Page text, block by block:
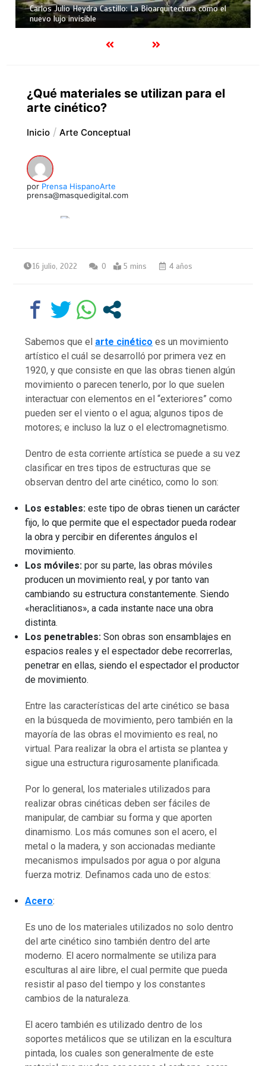
Carlos Julio Heydra Castillo: La Bioarquitectura como el
nuevo lujo invisible
¿Qué materiales se utilizan para el
arte cinético?
Inicio Arte Conceptual
por Prensa HispanoArte
prensa@masquedigital.com
16 julio, 2022 0 5 mins 4 años
Sabemos que el arte cinético es un movimiento
artístico el cuál se desarrolló por primera vez en
1920, y que consiste en que las obras tienen algún
movimiento o parecen tenerlo, por lo que suelen
interactuar con elementos en el “exteriores” como
pueden ser el viento o el agua; algunos tipos de
motores; e incluso la luz o el electromagnetismo.
Dentro de esta corriente artística se puede a su vez
clasificar en tres tipos de estructuras que se
observan dentro del arte cinético, como lo son:
Los estables: este tipo de obras tienen un carácter
fijo, lo que permite que el espectador pueda rodear
la obra y percibir en diferentes ángulos el
movimiento.
Los móviles: por su parte, las obras móviles
producen un movimiento real, y por tanto van
cambiando su estructura constantemente. Siendo
«heraclitianos», a cada instante nace una obra
distinta.
Los penetrables: Son obras son ensamblajes en
espacios reales y el espectador debe recorrerlas,
penetrar en ellas, siendo el espectador el productor
de movimiento.
Entre las características del arte cinético se basa
en la búsqueda de movimiento, pero también en la
mayoría de las obras el movimiento es real, no
virtual. Para realizar la obra el artista se plantea y
sigue una estructura rigurosamente planificada.
Por lo general, los materiales utilizados para
realizar obras cinéticas deben ser fáciles de
manipular, de cambiar su forma y que aporten
dinamismo. Los más comunes son el acero, el
metal o la madera, y son accionadas mediante
mecanismos impulsados por agua o por alguna
fuerza motriz. Definamos cada uno de estos:
Acero:
Es uno de los materiales utilizados no solo dentro
del arte cinético sino también dentro del arte
moderno. El acero normalmente se utiliza para
esculturas al aire libre, el cual permite que pueda
resistir al paso del tiempo y los constantes
cambios de la naturaleza.
El acero también es utilizado dentro de los
soportes metálicos que se utilizan en la escultura
pintada, los cuales son generalmente de este